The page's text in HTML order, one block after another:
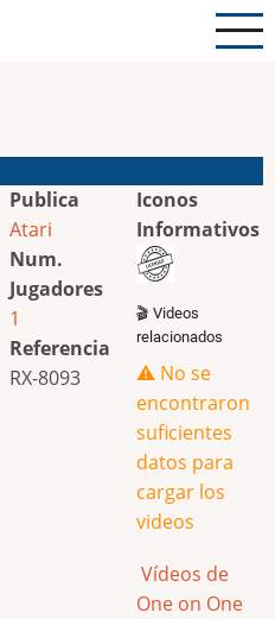
Publica
Atari
Num.
Jugadores
1
Referencia
RX-8093
Iconos
Informativos
🎬 Videos
relacionados
⚠️ No se
encontraron
suficientes
datos para
cargar los
videos
Vídeos de
One on One